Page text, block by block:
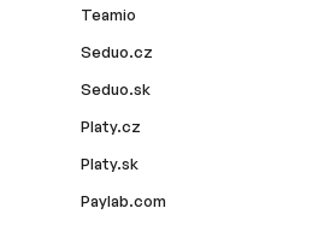
Teamio
Seduo.cz
Seduo.sk
Platy.cz
Platy.sk
Paylab.com